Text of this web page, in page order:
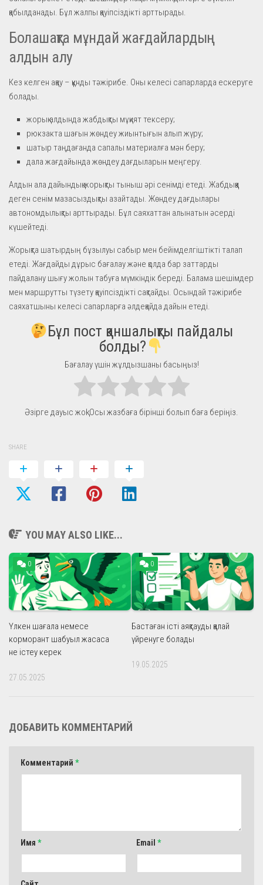
қабылданады. Бұл жалпы қауіпсіздікті арттырады.
Болашақта мұндай жағдайлардың
алдын алу
Кез келген ақау – құнды тәжірибе. Оны келесі сапарларда ескеруге
болады.
жорық алдында жабдықты мұқият тексеру;
рюкзакта шағын жөндеу жиынтығын алып жүру;
шатыр таңдағанда сапалы материалға мән беру;
дала жағдайында жөндеу дағдыларын меңгеру.
Алдын ала дайындық жорықты тыныш әрі сенімді етеді. Жабдыққа
деген сенім мазасыздықты азайтады. Жөндеу дағдылары
автономдылықты арттырады. Бұл саяхаттан алынатын әсерді
күшейтеді.
Жорықта шатырдың бұзылуы сабыр мен бейімделгіштікті талап
етеді. Жағдайды дұрыс бағалау және қолда бар заттарды
пайдалану шығу жолын табуға мүмкіндік береді. Балама шешімдер
мен маршрутты түзету қауіпсіздікті сақтайды. Осындай тәжірибе
саяхатшыны келесі сапарларға әлдеқайда дайын етеді.
Бұл пост қаншалықты пайдалы
болды?
Бағалау үшін жұлдызшаны басыңыз!
Әзірге дауыс жоқ! Осы жазбаға бірінші болып баға беріңіз.
SHARE
YOU MAY ALSO LIKE...
0
Үлкен шағала немесе
корморант шабуыл жасаса
не істеу керек
27.05.2025
0
Бастаған істі аяқтауды қалай
үйренуге болады
19.05.2025
ДОБАВИТЬ КОММЕНТАРИЙ
Комментарий *
Имя * Email *